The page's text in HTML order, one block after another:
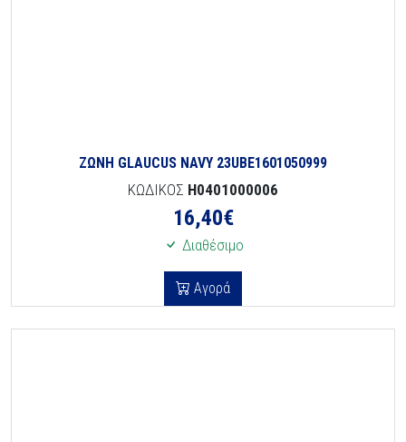
ΖΩΝΗ GLAUCUS NAVY 23UBE1601050999
ΚΩΔΙΚΟΣ H0401000006
16,40€
Διαθέσιμο
Αγορά